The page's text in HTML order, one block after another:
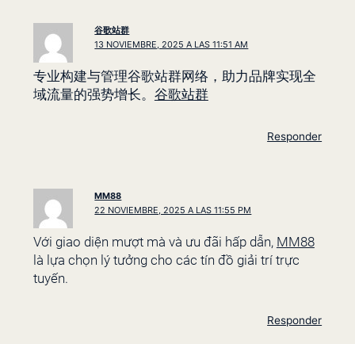
谷歌站群
13 NOVIEMBRE, 2025 A LAS 11:51 AM
专业构建与管理谷歌站群网络，助力品牌实现全
域流量的强势增长。 谷歌站群
Responder
MM88
22 NOVIEMBRE, 2025 A LAS 11:55 PM
Với giao diện mượt mà và ưu đãi hấp dẫn, MM88
là lựa chọn lý tưởng cho các tín đồ giải trí trực
tuyến.
Responder